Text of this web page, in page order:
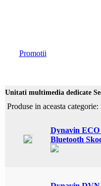
Promotii
Unitati multimedia dedicate
Produse in aceasta categorie:
Dynavin
Bluetooth